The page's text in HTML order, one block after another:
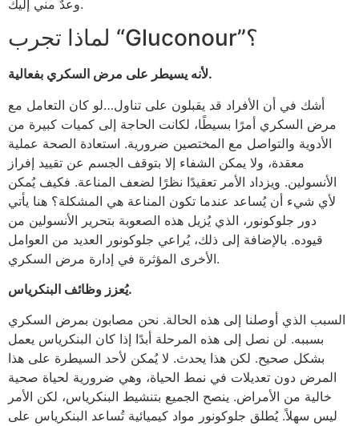
وعدٌ مني إليك.
لماذا تجرب “Gluconour”؟
لأنه يسيطر على مرض السكري بفعالية.
أشك في أن الأفراد قد يقبلون على تناول…لو كان التعامل مع
مرض السكري أمرًا بسيطًا، لكانت الحاجة إلى كميات كبيرة من
الأدوية والتواصل مع المختصين ضرورية. استعادة الصحة عملية
معقدة، ولا يمكن الشفاء إلا بتوقف الجسم عن تقييد إفراز
الأنسولين. ويزداد الأمر تعقيدًا نظرًا لضعف المناعة. فكيف يُمكن
لأي شيء أن يُساعد عندما تكون المناعة هي المشكلة؟ هنا يأتي
دور جلوكونور، الذي يُزيل هذه الصعوبة بتحرير الأنسولين من
قيوده. بالإضافة إلى ذلك، يُراعي جلوكونور العديد من العوامل
الأخرى المؤثرة في إدارة مرض السكري.
يُعزز وظائف البنكرياس.
السبب الذي أوصلنا إلى هذه الحالة. نحن مصابون بمرض السكري
بسببه. لن نصل إلى هذه المرحلة أبدًا إذا كان البنكرياس يعمل
بشكل صحيح. لكن هذا يحدث. لا يُمكن لأحد السيطرة على هذا
المرض دون تعديلات في نمط الحياة، وهي ضرورية لحياة صحية
خالية من الأمراض. ينصح الجميع بتنشيط البنكرياس، لكن الأمر
ليس سهلاً. يُطلق جلوكونور مواد كيميائية تُساعد البنكرياس على